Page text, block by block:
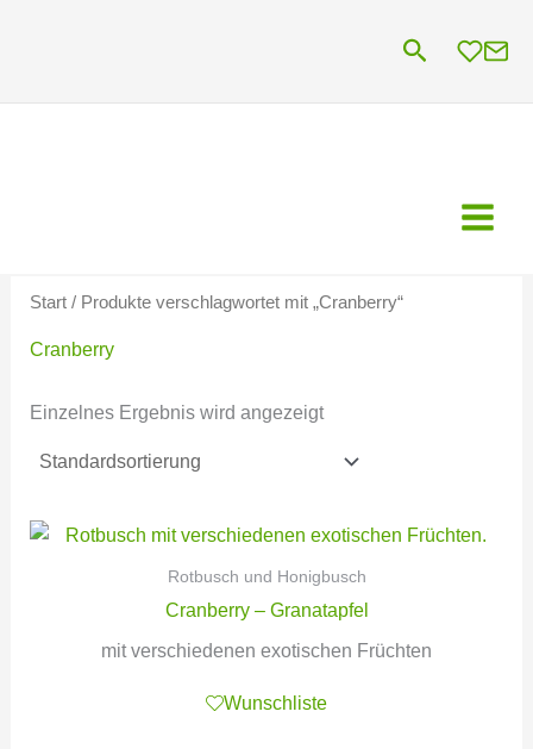
Suchen
Start/ Produkte verschlagwortet mit „Cranberry“
Cranberry
Einzelnes Ergebnis wird angezeigt
Rotbusch und Honigbusch
Cranberry – Granatapfel
mit verschiedenen exotischen Früchten
Wunschliste